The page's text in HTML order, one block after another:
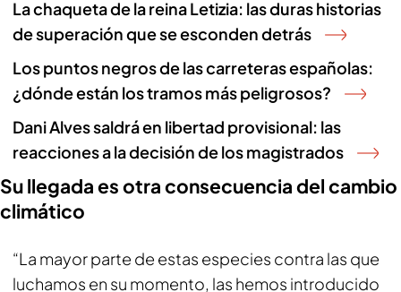
La chaqueta de la reina Letizia: las duras historias
de superación que se esconden detrás
Los puntos negros de las carreteras españolas:
¿dónde están los tramos más peligrosos?
Dani Alves saldrá en libertad provisional: las
reacciones a la decisión de los magistrados
Su llegada es otra consecuencia del cambio
climático
“La mayor parte de estas especies contra las que
luchamos en su momento, las hemos introducido